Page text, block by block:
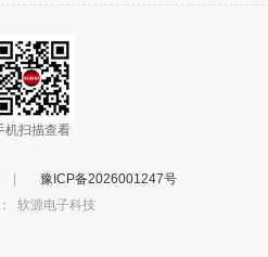
机扫描查看
豫ICP备2026001247号
软源电子科技